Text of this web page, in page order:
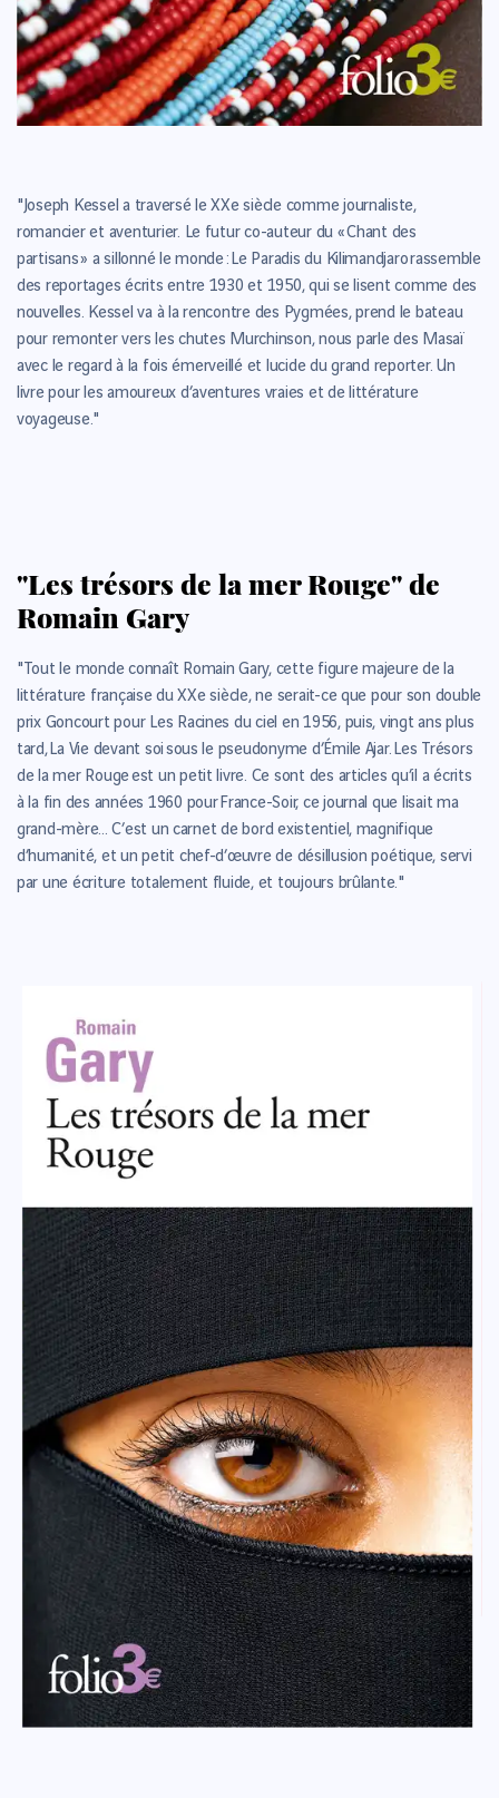
"Joseph Kessel a traversé le XXe siècle comme journaliste,
romancier et aventurier. Le futur co-auteur du « Chant des
partisans » a sillonné le monde : Le Paradis du Kilimandjaro rassemble
des reportages écrits entre 1930 et 1950, qui se lisent comme des
nouvelles. Kessel va à la rencontre des Pygmées, prend le bateau
pour remonter vers les chutes Murchinson, nous parle des Masaï
avec le regard à la fois émerveillé et lucide du grand reporter. Un
livre pour les amoureux d’aventures vraies et de littérature
voyageuse."
"Les trésors de la mer Rouge" de
Romain Gary
"Tout le monde connaît Romain Gary, cette figure majeure de la
littérature française du XXe siècle, ne serait-ce que pour son double
prix Goncourt pour Les Racines du ciel en 1956, puis, vingt ans plus
tard, La Vie devant soi sous le pseudonyme d’Émile Ajar. Les Trésors
de la mer Rouge est un petit livre. Ce sont des articles qu’il a écrits
à la fin des années 1960 pour France-Soir, ce journal que lisait ma
grand-mère... C’est un carnet de bord existentiel, magnifique
d’humanité, et un petit chef-d’œuvre de désillusion poétique, servi
par une écriture totalement fluide, et toujours brûlante."